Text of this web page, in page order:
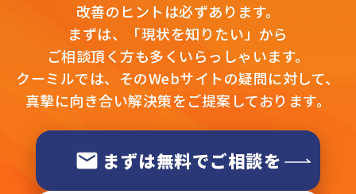
改善のヒントは必ずあります。
まずは、「現状を知りたい」から
ご相談頂く方も多くいらっしゃいます。
クーミルでは、そのWebサイトの疑問に対して、
真摯に向き合い解決策をご提案しております。
まずは無料でご相談を